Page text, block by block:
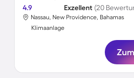
4.9 Exzellent (20
Nassau, New Providence, Bahamas
Klimaanlage